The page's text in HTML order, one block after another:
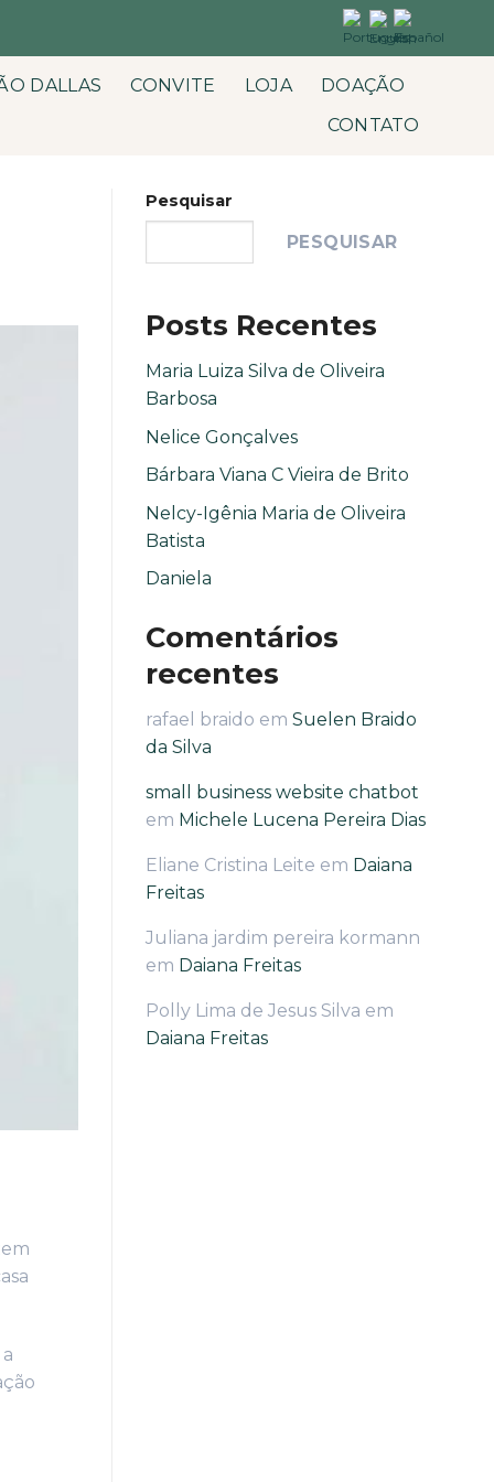
DALLAS CONVITE LOJA
DOAÇÃO
CONTATO
Pesquisar
PESQUISAR
Posts Recentes
Maria Luiza Silva de Oliveira
Barbosa
Nelice Gonçalves
Bárbara Viana C Vieira de Brito
Nelcy-Igênia Maria de Oliveira
Batista
Daniela
Comentários
recentes
rafael braido em Suelen Braido
da Silva
small business website chatbot
em Michele Lucena Pereira Dias
Eliane Cristina Leite em Daiana
Freitas
Juliana jardim pereira kormann
em Daiana Freitas
Polly Lima de Jesus Silva em
Daiana Freitas